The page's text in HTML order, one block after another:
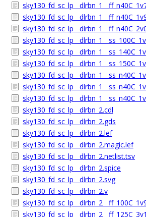
sky130_fd_sc_lp__dlrbn_2.cdl
sky130_fd_sc_lp__dlrbn_2.gds
sky130_fd_sc_lp__dlrbn_2.lef
sky130_fd_sc_lp__dlrbn_2.magic.lef
sky130_fd_sc_lp__dlrbn_2.netlist.tsv
sky130_fd_sc_lp__dlrbn_2.spice
sky130_fd_sc_lp__dlrbn_2.svg
sky130_fd_sc_lp__dlrbn_2.v